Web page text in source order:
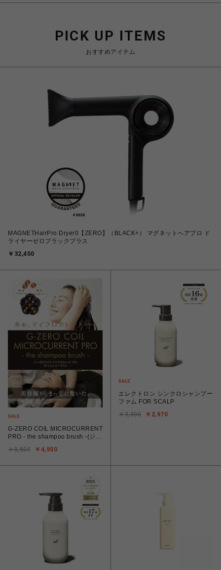
PICK UP ITEMS
おすすめアイテム
MAGNETHairPro Dryer0【ZERO】（BLACK+） マグネットヘアプロ ド
ライヤーゼロブラックプラス
￥32,450
G-ZERO COIL MICROCURRENT
PRO - the shampoo brush -(ジー
ロ- ザ・シャンプーブラシ -)
￥4,950
￥5,500
エレクトロン シンクロシャンプー
ファム FOR SCALP
￥2,970
￥3,300